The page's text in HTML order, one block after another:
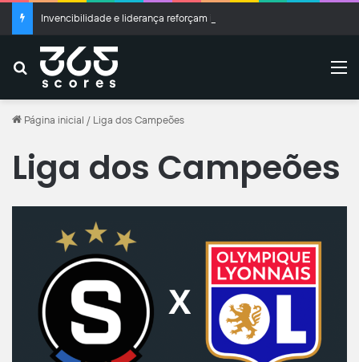
Buscar
Página inicial / Liga dos Campeões
Liga dos Campeões